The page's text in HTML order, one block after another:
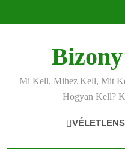
Mi Kell, Mihez Kell, Mit
Hogyan Kell?